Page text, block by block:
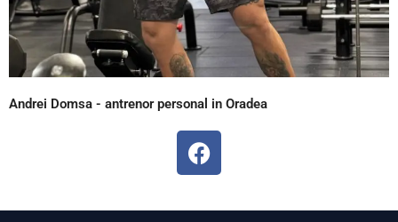
Andrei Domsa - antrenor personal in Oradea
F
a
e